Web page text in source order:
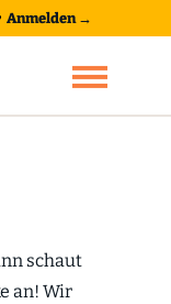
Anmelden →
schaut
an! Wir